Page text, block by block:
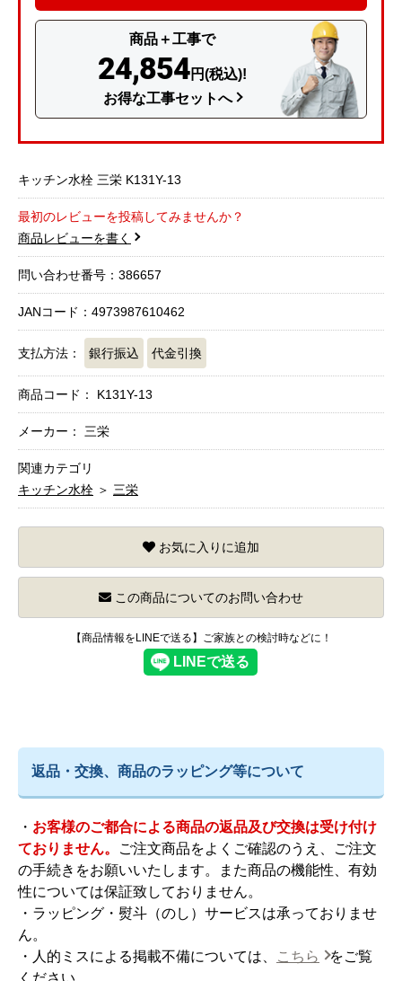
商品＋工事で
24,854円(税込)!
お得な工事セットへ
キッチン水栓 三栄 K131Y-13
最初のレビューを投稿してみませんか？
商品レビューを書く
問い合わせ番号：386657
JANコード：4973987610462
支払方法： 銀行振込 代金引換
商品コード： K131Y-13
メーカー： 三栄
関連カテゴリ
キッチン水栓 ＞ 三栄
お気に入りに追加
この商品についてのお問い合わせ
【商品情報をLINEで送る】ご家族との検討時などに！
返品・交換、商品のラッピング等について
・ お客様のご都合による商品の返品及び交換は受け付け
ておりません。
ご注文商品をよくご確認のうえ、ご注文
の手続きをお願いいたします。また商品の機能性、有効
性については保証致しておりません。
・ラッピング・熨斗（のし）サービスは承っておりませ
ん。
・人的ミスによる掲載不備については、
こちら
をご覧
ください。